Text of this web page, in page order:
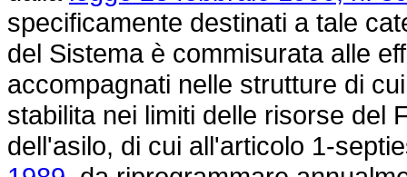
specificamente destinati a tale
del Sistema è commisurata alle
accompagnati nelle strutture di
stabilita nei limiti delle risorse del
dell'asilo, di cui all'articolo 1-